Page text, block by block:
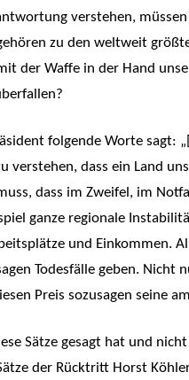
verstehen,
zu den weltweit
der Waffe in der Hand
folgende Worte sagt:
verstehen, dass ein Land
dass im Zweifel, im
ganze regionale
und Einkommen.
Todesfälle geben.
Preis sozusagen seine
Sätze gesagt hat und
der Rücktritt Horst